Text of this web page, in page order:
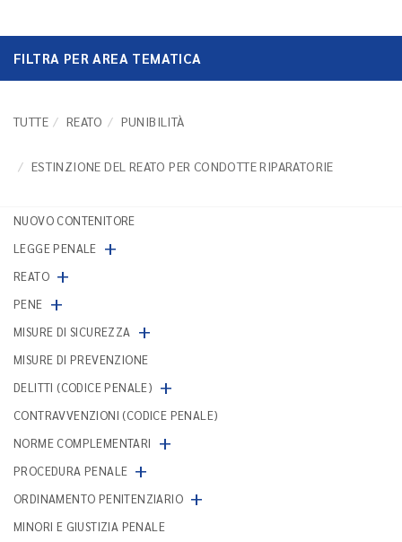
FILTRA PER AREA TEMATICA
TUTTE REATO PUNIBILITÀ
ESTINZIONE DEL REATO PER CONDOTTE RIPARATORIE
NUOVO CONTENITORE
LEGGE PENALE +
REATO +
PENE +
MISURE DI SICUREZZA +
MISURE DI PREVENZIONE
DELITTI (CODICE PENALE) +
CONTRAVVENZIONI (CODICE PENALE)
NORME COMPLEMENTARI
+
PROCEDURA PENALE +
ORDINAMENTO PENITENZIARIO +
MINORI E GIUSTIZIA PENALE